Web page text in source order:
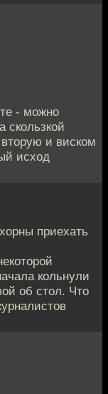
- можно
скользкой
и виском
исход
приехать
кольнули
об стол. Что